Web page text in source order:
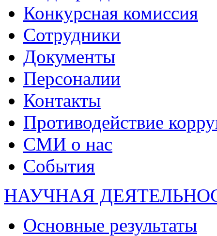
Конкурсная комиссия
Сотрудники
Документы
Персоналии
Контакты
Противодействие
СМИ о нас
События
НАУЧНАЯ
Основные результаты